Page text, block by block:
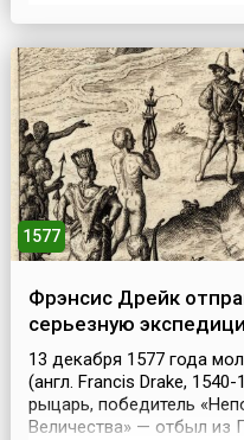
Кэкстон (англ. William
Брюгге, издал в
типографии напис...
1577
Фрэнсис Дрейк
серьезную
13 декабря 1577 года
(англ. Francis Drake,
рыцарь, победитель
Величества» — отбыл из